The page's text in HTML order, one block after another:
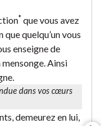
* que vous avez
que quelqu’un vous
enseigne de
mensonge. Ainsi
dans vos cœurs
demeurez en lui,